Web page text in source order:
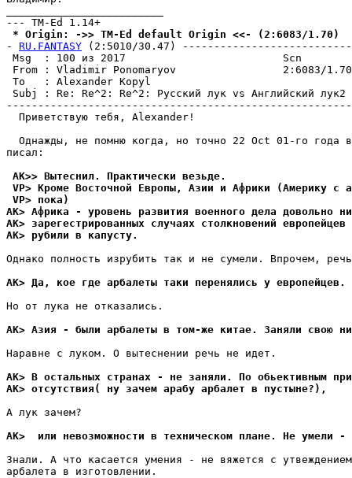
* Origin: ->> TM-Ed default Origin <<- (2:6083/1.70)
- RU.FANTASY (2:5010/30.47)
Msg  : 100 из 2017                         Scn
From : Vladimir Ponomaryov                 2:6083/
To   : Alexander Kopyl
Subj : Re: Re^2: Re^2: Рyсский лyк vs Английский лyк2
  Приветствую тебя, Alexander!
Однажды, не помню когда, но точно 22 Oct 01-го года
писал:
AK>> Вытеснил. Практически везьде.
VP> Kроме Восточной Европы, Азии и Африки (Америку с
VP> пока)
AK> Африка - уровень развития военного дела довольно
AK> зарегестрированных случаях столкновений
AK> рубили в капусту.
Однако полность изрубить так и не сумели. Впрочем,
AK> Да, кое где арбалеты таки перенялись у европейцев.
Но от лука не отказались.
AK> Азия - были арбалеты в том-же китае. Заняли свою
Наравне с луком. О вытеснении речь не идет.
AK> В остальных странах - не заняли. По обьективным
AK> отсутствия( ну зачем арабу арбалет в пустыне?),
А лук зачем?
AK>  или невозможности в техническом плане. Не умели
Знали. А что касается умения - не вяжется с
арбалета в изготовлении.